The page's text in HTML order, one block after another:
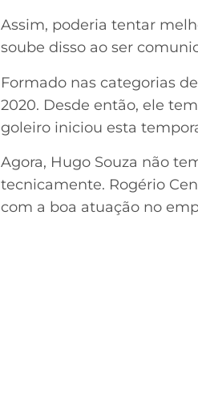
Assim, poderia tentar
soube disso ao ser
Formado nas categorias
2020. Desde então, ele
goleiro iniciou esta
Agora, Hugo Souza não
tecnicamente. Rogério
com a boa atuação no